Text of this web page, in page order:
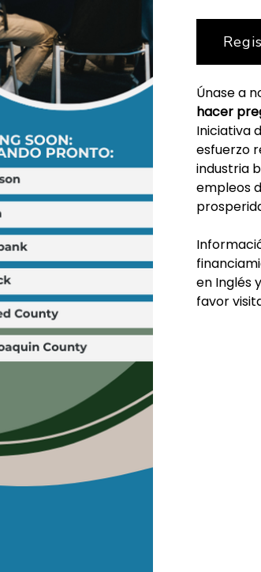
Únase a
hacer
Iniciativa
esfuerzo
industria
empleos
en Inglés
favor